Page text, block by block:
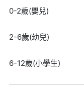
0-2歲(嬰兒)
2-6歲(幼兒)
6-12歲(小學生)